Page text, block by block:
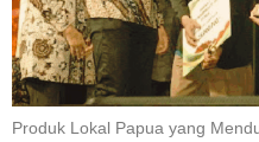
Produk Lokal Papua yang